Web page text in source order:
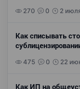
270 0 2
Как списывать
475 0 22
Как ИП на